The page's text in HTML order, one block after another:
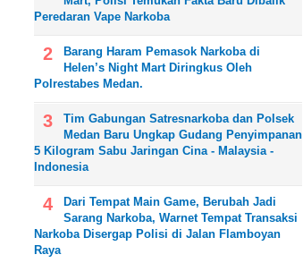
Peredaran Vape Narkoba
Barang Haram Pemasok Narkoba di
Helen’s Night Mart Diringkus Oleh
Polrestabes Medan.
Tim Gabungan Satresnarkoba dan Polsek
Medan Baru Ungkap Gudang Penyimpanan
5 Kilogram Sabu Jaringan Cina - Malaysia -
Indonesia
Dari Tempat Main Game, Berubah Jadi
Sarang Narkoba, Warnet Tempat Transaksi
Narkoba Disergap Polisi di Jalan Flamboyan
Raya